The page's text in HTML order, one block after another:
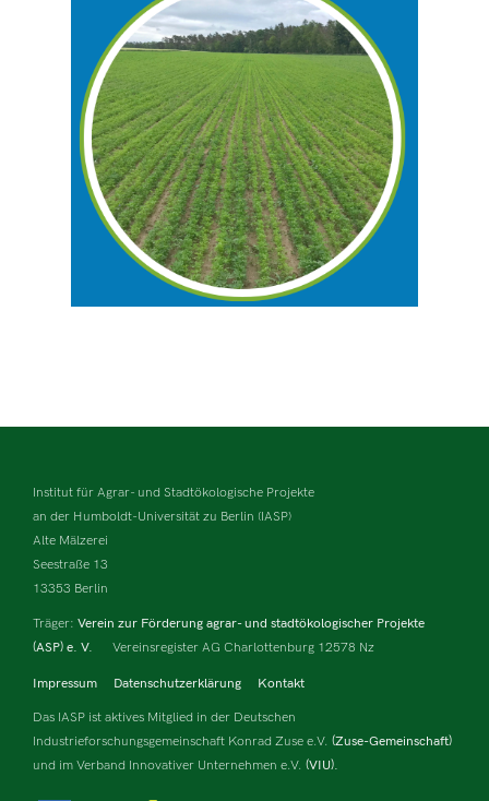
Institut für Agrar- und Stadtökologische Projekte
an der Humboldt-Universität zu Berlin (IASP)
Alte Mälzerei
Seestraße 13
13353 Berlin
Träger: Verein zur Förderung agrar- und stadtökologischer Projekte
(ASP) e. V.
Vereinsregister AG Charlottenburg 12578 Nz
Impressum Datenschutzerklärung Kontakt
Das IASP ist aktives Mitglied in der Deutschen
Industrieforschungsgemeinschaft Konrad Zuse e.V. (Zuse-Gemeinschaft)
und im Verband Innovativer Unternehmen e.V. (VIU).